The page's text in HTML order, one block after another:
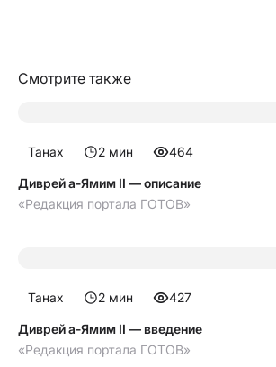
Смотрите также
Танах 2 мин 464
Диврей а-Ямим II — описание
«Редакция портала ГОТОВ»
Танах 2 мин 427
Диврей а-Ямим II — введение
«Редакция портала ГОТОВ»